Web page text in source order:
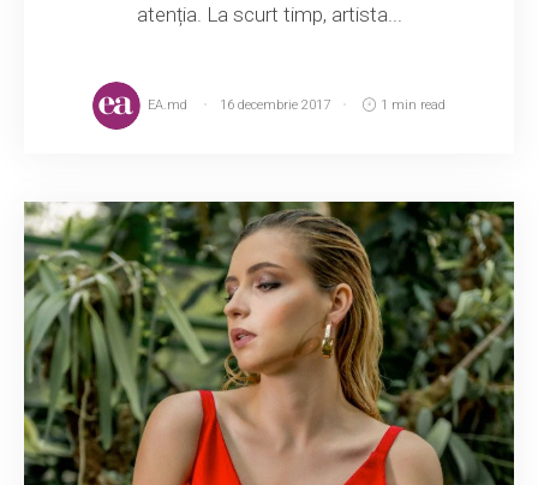
atenția. La scurt timp, artista...
EA.md 16 decembrie 2017 1 min read